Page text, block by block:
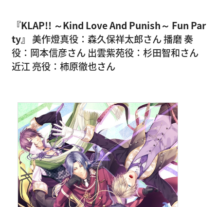
『KLAP!! ～Kind Love And Punish～ Fun Par
ty』 美作燈真役：森久保祥太郎さん 播磨 奏
役：岡本信彦さん 出雲紫苑役：杉田智和さん
近江 亮役：柿原徹也さん